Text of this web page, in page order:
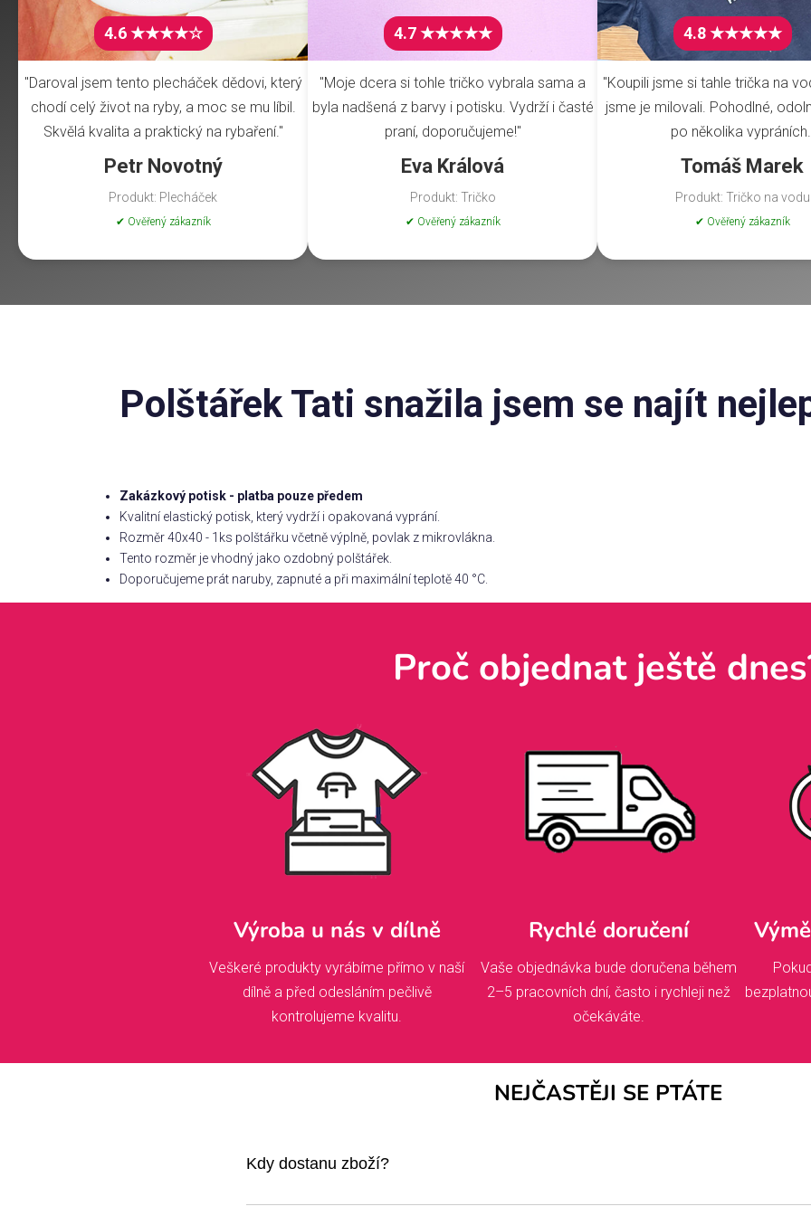
4.6 ★★★★☆
"Daroval jsem tento plecháček dědovi, který
chodí celý život na ryby, a moc se mu líbil.
Skvělá kvalita a praktický na rybaření."
Petr Novotný
Produkt: Plecháček
✔ Ověřený zákazník
4.7 ★★★★★
"Moje dcera si tohle tričko vybrala sama a
byla nadšená z barvy i potisku. Vydrží i časté
praní, doporučujeme!"
Eva Králová
Produkt: Tričko
✔ Ověřený zákazník
4.8 ★★★★★
"Koupili jsme si tahle trička na
jsme je milovali. Pohodlné,
po několika
Tomáš Marek
Produkt: Tričko na vodu
✔ Ověřený zákazník
Polštářek Tati snažila jsem se najít
Zakázkový potisk - platba pouze předem
Kvalitní elastický potisk, který vydrží i opakovaná vyprání.
Rozměr 40x40 - 1ks polštářku včetně výplně, povlak z mikrovlákna.
Tento rozměr je vhodný jako ozdobný polštářek.
Doporučujeme prát naruby, zapnuté a při maximální teplotě 40 °C.
Proč objednat ještě
Výroba u nás v dílně
Veškeré produkty vyrábíme přímo v naší
dílně a před odesláním pečlivě
kontrolujeme kvalitu.
Rychlé doručení
Vaše objednávka bude doručena během
2–5 pracovních dní, často i rychleji než
očekáváte.
NEJČASTĚJI SE PTÁTE
Kdy dostanu zboží?
Jakmile kliknete na objednat, začínáme makat! Pokud jste si vybrali něco s vlastním